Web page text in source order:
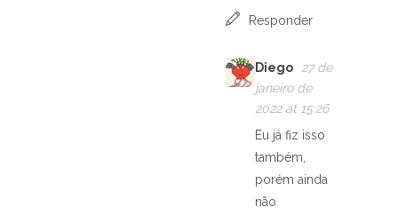
Responder
Diego
27 de
janeiro de
2022 at 15:26
Eu já fiz isso
também,
porém ainda
não